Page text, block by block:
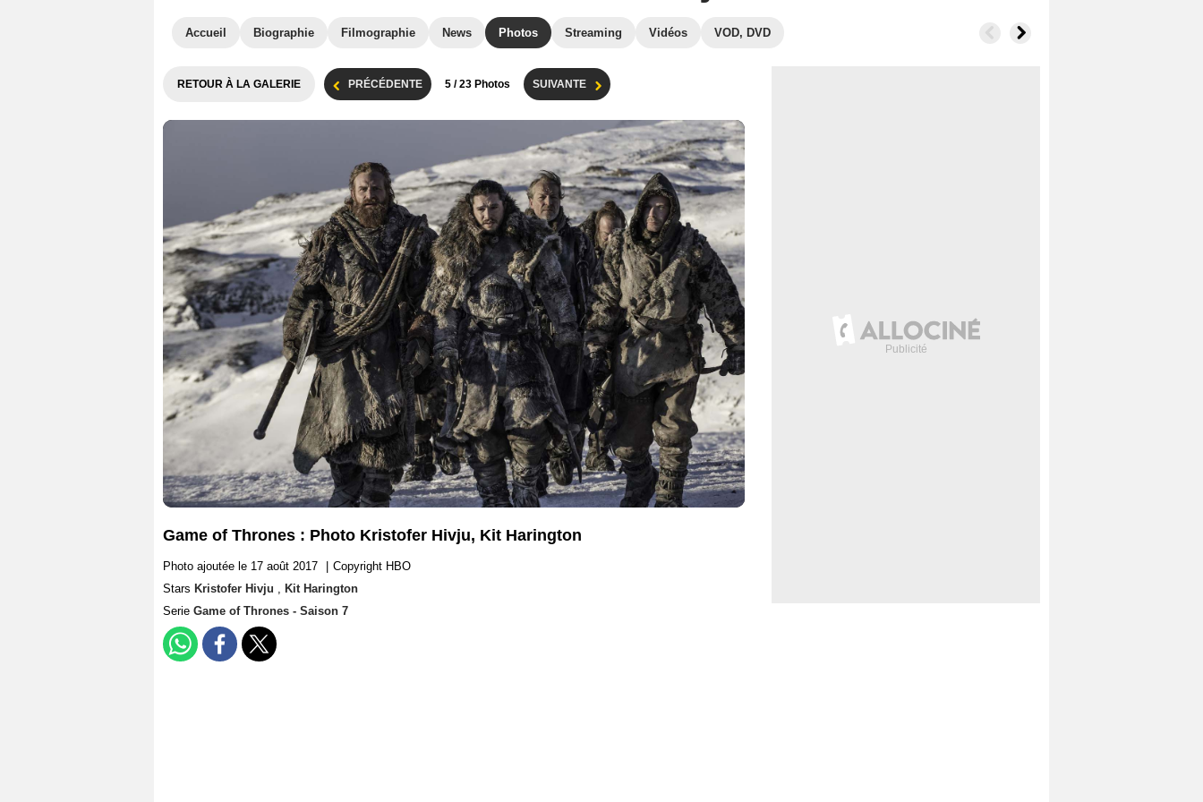
Accueil Biographie Filmographie News Photos Streaming Vidéos VOD, DVD
RETOUR À LA GALERIE PRÉCÉDENTE 5 / 23 Photos SUIVANTE
Game of Thrones : Photo Kristofer Hivju, Kit Harington
Photo ajoutée le 17 août 2017
Copyright HBO
Stars Kristofer Hivju , Kit Harington
Serie Game of Thrones - Saison 7